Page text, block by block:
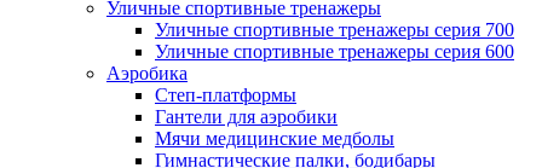
Уличные спортивные тренажеры
Уличные спортивные тренажеры серия 700
Уличные спортивные тренажеры серия 600
Аэробика
Степ-платформы
Гантели для аэробики
Мячи медицинские медболы
Гимнастические палки, бодибары